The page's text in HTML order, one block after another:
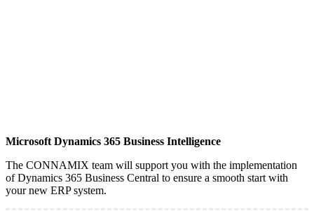
Microsoft Dynamics 365 Business Intelligence
The CONNAMIX team will support you with the implementation
of Dynamics 365 Business Central to ensure a smooth start with
your new ERP system.